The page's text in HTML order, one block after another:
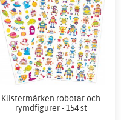
Klistermärken robotar och
rymdfigurer - 154 st